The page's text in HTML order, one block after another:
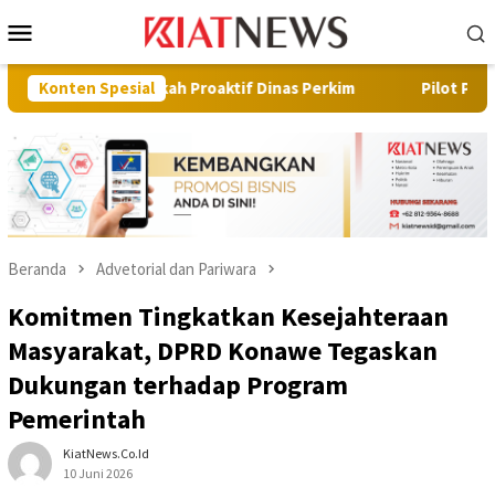
ke
Mobile
Konten Spesial
Proaktif Dinas Perkim Pilot Project, Kementerian ATR/
Beranda Advetorial dan Pariwara
Komitmen Tingkatkan Kesejahteraan
Masyarakat, DPRD Konawe Tegaskan
Dukungan terhadap Program
Pemerintah
KiatNews.co.id
10 Juni 2026